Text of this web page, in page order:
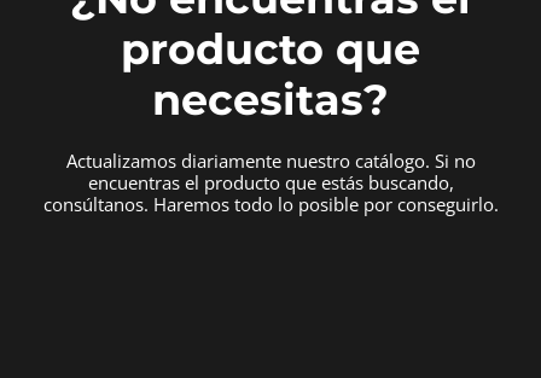
producto que
necesitas?
Actualizamos diariamente nuestro catálogo. Si no
encuentras el producto que estás buscando,
consúltanos. Haremos todo lo posible por conseguirlo.